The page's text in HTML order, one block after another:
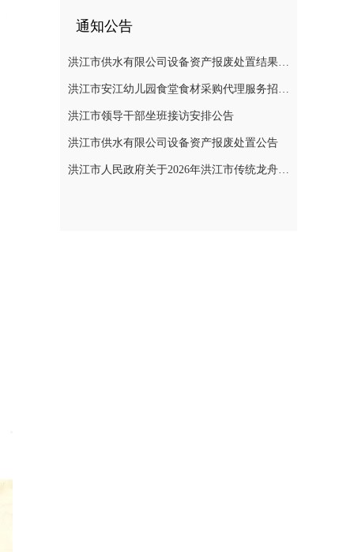
通知公告
洪江市供水有限公司设备资产报废处置结果公示
洪江市安江幼儿园食堂食材采购代理服务招标遴选公告
洪江市领导干部坐班接访安排公告
洪江市供水有限公司设备资产报废处置公告
洪江市人民政府关于2026年洪江市传统龙舟赛活动期间临时管制无人机等“低慢小”航空器的通告